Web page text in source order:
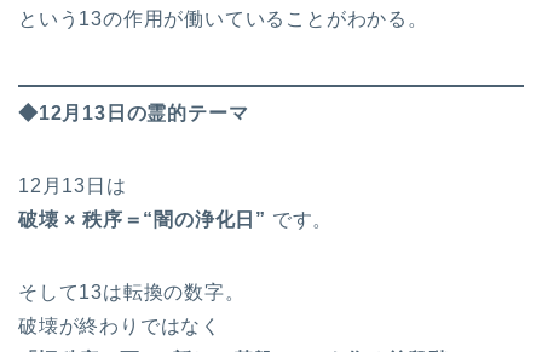
という13の作用が働いていることがわかる。
◆12月13日の霊的テーマ
12月13日は
破壊 × 秩序＝“闇の浄化日” です。
そして13は転換の数字。
破壊が終わりではなく